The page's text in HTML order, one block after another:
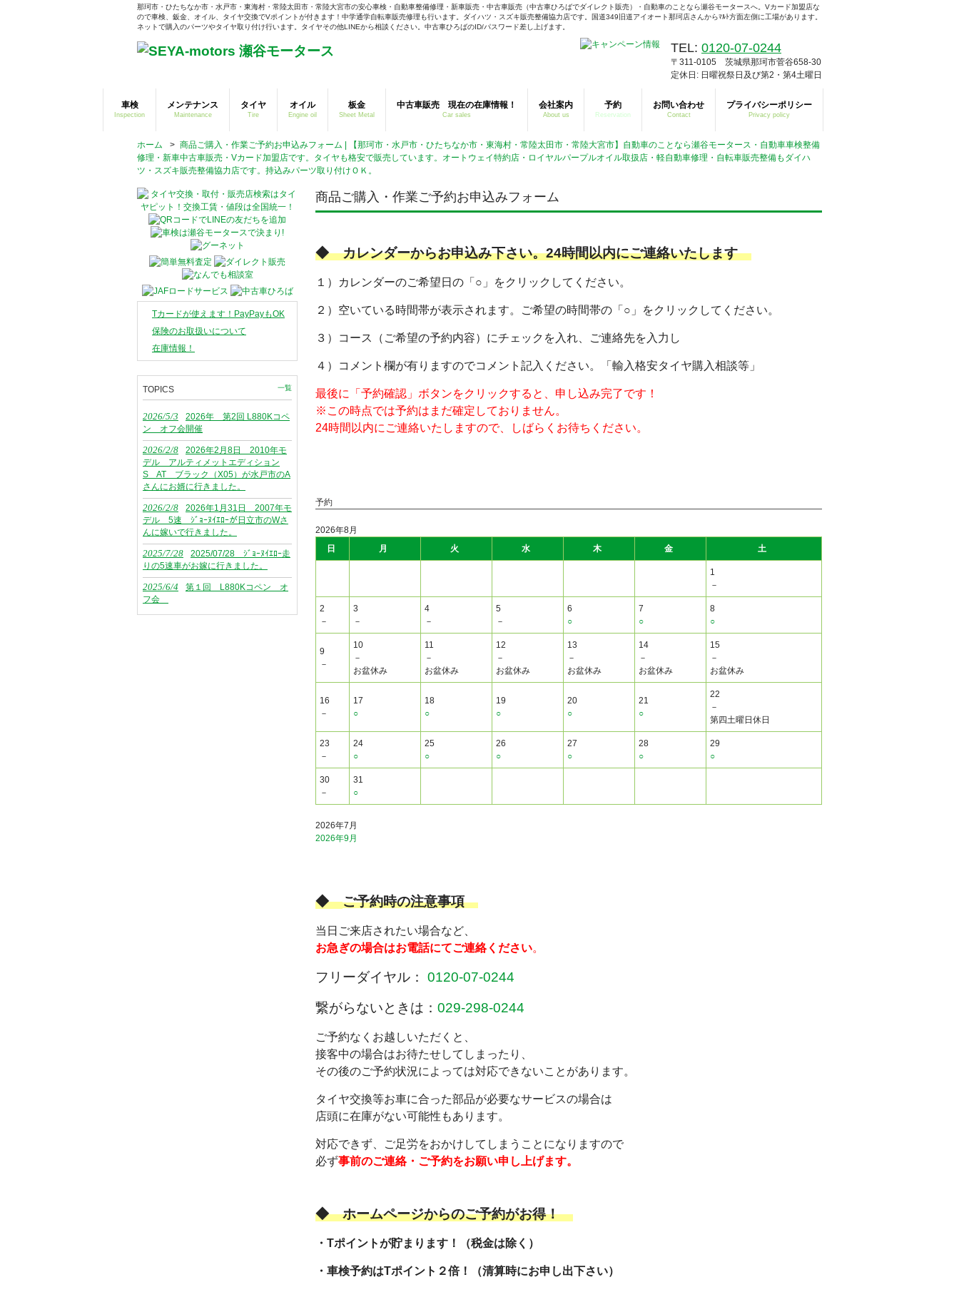
那珂市・ひたちなか市・水戸市・東海村・常陸太田市・常陸大宮市の安心車検・自動車整備修理・新車販売・中古車販売（中古車ひろばでダイレクト販売）・自動車のことなら瀬谷モータースへ。Vカード加盟店な
ので車検、鈑金、オイル、タイヤ交換でVポイントが付きます！中学通学自転車販売修理も行います。ダイハツ・スズキ販売整備協力店です。国道349旧道アイオート那珂店さんからﾏﾙﾄ方面左側に工場があります。
ネットで購入のパーツやタイヤ取り付け行います。タイヤその他LINEから相談ください。中古車ひろばのID/パスワード差し上げます。
TEL: 0120-07-0244
〒311-0105 茨城県那珂市菅谷658-30
定休日: 日曜祝祭日及び第2・第4土曜日
車検
Inspection
メンテナンス
Maintenance
タイヤ
Tire
オイル
Engine oil
板金
Sheet Metal
中古車販売 現在の在庫情報！
Car sales
会社案内
About us
予約
Reservation
お問い合わせ
Contact
プライバシーポリシー
Privacy policy
ホーム > 商品ご購入・作業ご予約お申込みフォーム | 【那珂市・水戸市・ひたちなか市・東海村・常陸太田市・常陸大宮市】自動車のことなら瀬谷モータース・自動車車検整備
修理・新車中古車販売・Vカード加盟店です。タイヤも格安で販売しています。オートウェイ特約店・ロイヤルパープルオイル取扱店・軽自動車修理・自転車販売整備もダイハ
ツ・スズキ販売整備協力店です。持込みパーツ取り付けＯＫ。
商品ご購入・作業ご予約お申込みフォーム
◆ カレンダーからお申込み下さい。24時間以内にご連絡いたします
１）カレンダーのご希望日の「○」をクリックしてください。
２）空いている時間帯が表示されます。ご希望の時間帯の「○」をクリックしてください。
３）コース（ご希望の予約内容）にチェックを入れ、ご連絡先を入力し
４）コメント欄が有りますのでコメント記入ください。「輸入格安タイヤ購入相談等」
最後に「予約確認」ボタンをクリックすると、申し込み完了です！
※この時点では予約はまだ確定しておりません。
24時間以内にご連絡いたしますので、しばらくお待ちください。
予約
2026年8月
日
月 火 水 木 金 土
1
－
2
－
3
－
4
－
5
－
6
○
7
○
8
○
9
－
10
－
お盆休み
11
－
お盆休み
12
－
お盆休み
13
－
お盆休み
14
－
お盆休み
15
－
お盆休み
16
－
17
○
18
○
19
○
20
○
21
○
22
－
第四土曜日休日
23
－
24
○
25
○
26
○
27
○
28
○
29
○
30
－
31
○
2026年7月
2026年9月
◆ご予約時の注意事項
当日ご来店されたい場合など、
お急ぎの場合はお電話にてご連絡ください。
フリーダイヤル： 0120-07-0244
繋がらないときは： 029-298-0244
ご予約なくお越しいただくと、
接客中の場合はお待たせしてしまったり、
その後のご予約状況によっては対応できないことがあります。
タイヤ交換等お車に合った部品が必要なサービスの場合は
店頭に在庫がない可能性もあります。
対応できず、ご足労をおかけしてしまうことになりますので
必ず事前のご連絡・ご予約をお願い申し上げます。
◆ホームページからのご予約がお得！
・Tポイントが貯まります！（税金は除く）
・車検予約はTポイント２倍！ （清算時にお申し出下さい）
Tカードが使えます！PayPayもOK
保険のお取扱いについて
在庫情報！
TOPICS 一覧
2026/5/3
2026年 第2回 L880Kコペ
ン オフ会開催
2026/2/8
2026年2月8日 2010年モ
デル アルティメットエディション
S AT ブラック（X05）が水戸市のA
さんにお婿に行きました。
2026/2/8
2026年1月31日 2007年モ
デル 5速 ｼﾞｮｰﾇｲｴﾛｰが日立市のWさ
んに嫁いで行きました。
2025/7/28
2025/07/28 ｼﾞｮｰﾇｲｴﾛｰ走
りの5速車がお嫁に行きました。
2025/6/4
第１回 L880Kコペン オ
フ会